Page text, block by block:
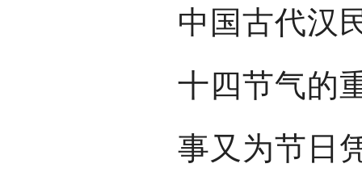
中国古代汉
十四节气的
事又为节日